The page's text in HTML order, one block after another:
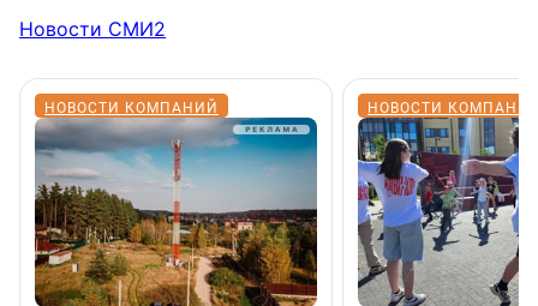
Новости СМИ2
НОВОСТИ КОМПАНИЙ НОВОСТИ